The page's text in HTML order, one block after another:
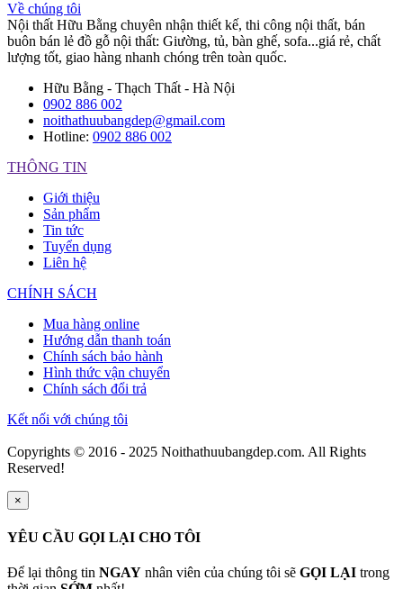
Về chúng tôi
Nội thất Hữu Bằng chuyên nhận thiết kế, thi công nội thất, bán
buôn bán lẻ đồ gỗ nội thất: Giường, tủ, bàn ghế, sofa...giá rẻ, chất
lượng tốt, giao hàng nhanh chóng trên toàn quốc.
Hữu Bằng - Thạch Thất - Hà Nội
0902 886 002
noithathuubangdep@gmail.com
Hotline: 0902 886 002
THÔNG TIN
Giới thiệu
Sản phẩm
Tin tức
Tuyển dụng
Liên hệ
CHÍNH SÁCH
Mua hàng online
Hướng dẫn thanh toán
Chính sách bảo hành
Hình thức vận chuyển
Chính sách đổi trả
Kết nối với chúng tôi
Copyrights © 2016 - 2025 Noithathuubangdep.com. All Rights
Reserved!
×
YÊU CẦU GỌI LẠI CHO TÔI
Để lại thông tin NGAY nhân viên của chúng tôi sẽ GỌI LẠI trong